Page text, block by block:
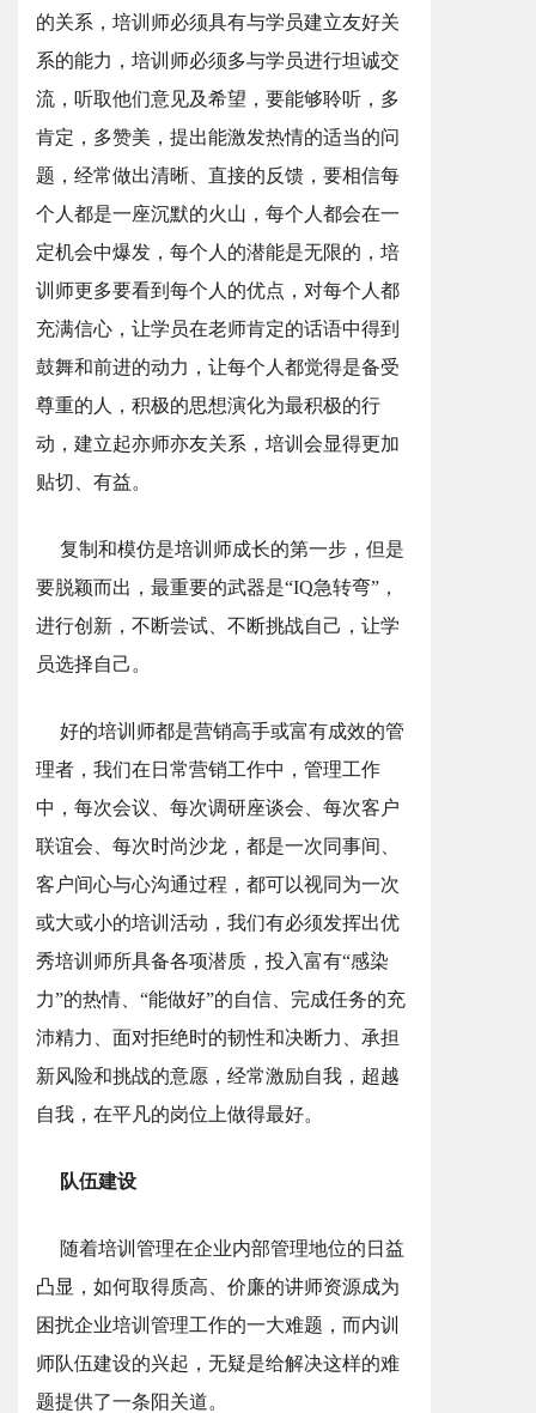
的关系，培训师必须具有与学员建立友好关
系的能力，培训师必须多与学员进行坦诚交
流，听取他们意见及希望，要能够聆听，多
肯定，多赞美，提出能激发热情的适当的问
题，经常做出清晰、直接的反馈，要相信每
个人都是一座沉默的火山，每个人都会在一
定机会中爆发，每个人的潜能是无限的，培
训师更多要看到每个人的优点，对每个人都
充满信心，让学员在老师肯定的话语中得到
鼓舞和前进的动力，让每个人都觉得是备受
尊重的人，积极的思想演化为最积极的行
动，建立起亦师亦友关系，培训会显得更加
贴切、有益。
复制和模仿是培训师成长的第一步，但是
要脱颖而出，最重要的武器是“IQ急转弯”，
进行创新，不断尝试、不断挑战自己，让学
员选择自己。
好的培训师都是营销高手或富有成效的管
理者，我们在日常营销工作中，管理工作
中，每次会议、每次调研座谈会、每次客户
联谊会、每次时尚沙龙，都是一次同事间、
客户间心与心沟通过程，都可以视同为一次
或大或小的培训活动，我们有必须发挥出优
秀培训师所具备各项潜质，投入富有“感染
力”的热情、“能做好”的自信、完成任务的充
沛精力、面对拒绝时的韧性和决断力、承担
新风险和挑战的意愿，经常激励自我，超越
自我，在平凡的岗位上做得最好。
队伍建设
随着培训管理在企业内部管理地位的日益
凸显，如何取得质高、价廉的讲师资源成为
困扰企业培训管理工作的一大难题，而内训
师队伍建设的兴起，无疑是给解决这样的难
题提供了一条阳关道。